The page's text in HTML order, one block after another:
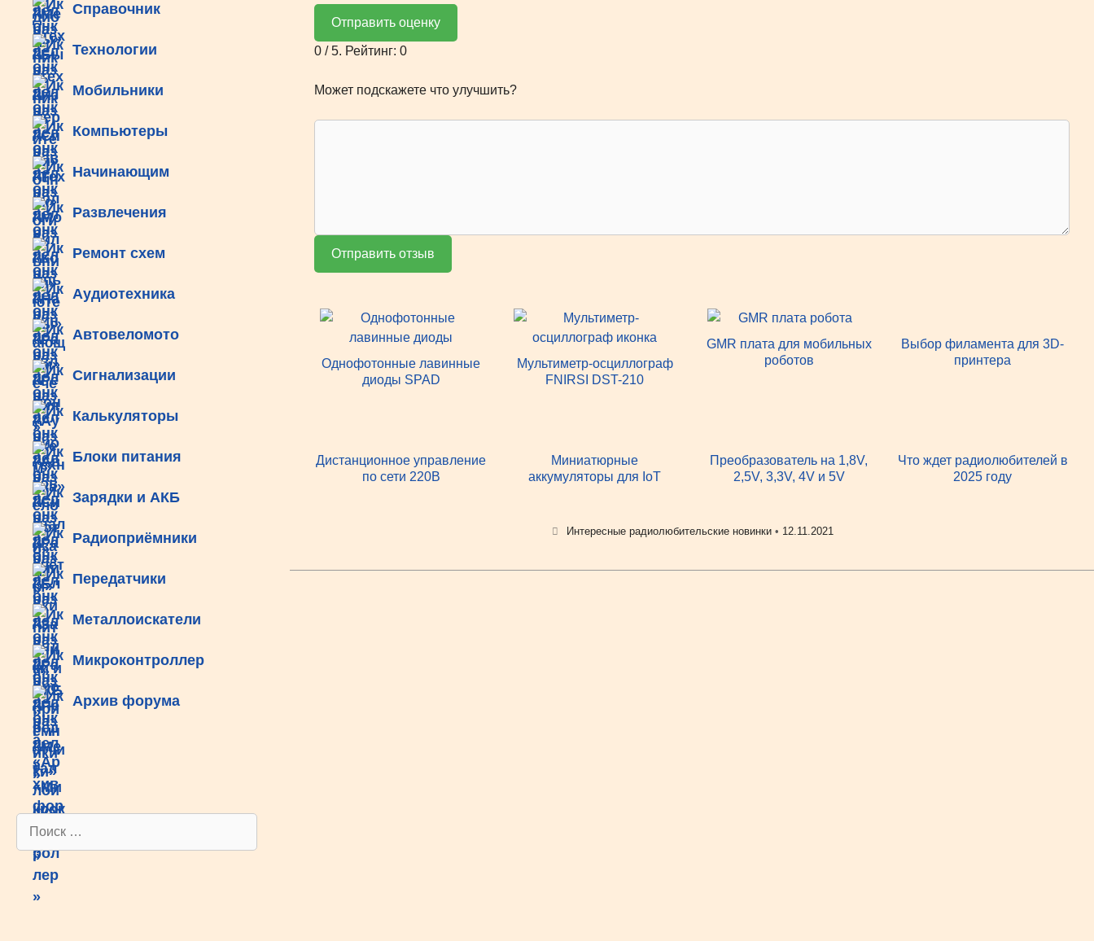
Отправить оценку
0 / 5. Рейтинг: 0
Может подскажете что улучшить?
Отправить отзыв
Однофотонные лавинные
диоды SPAD
Мультиметр-осциллограф
FNIRSI DST-210
GMR плата для мобильных
роботов
Выбор филамента для 3D-
принтера
Дистанционное управление
по сети 220В
Миниатюрные
аккумуляторы для IoT
Преобразователь на 1,8V,
2,5V, 3,3V, 4V и 5V
Что ждет радиолюбителей в
2025 году
Рубрики
Интересные радиолюбительские новинки • 12.11.2021
Справочник
Технологии
Мобильники
Компьютеры
Начинающим
Развлечения
Ремонт схем
Аудиотехника
Автовеломото
Сигнализации
Калькуляторы
Блоки питания
Зарядки и АКБ
Радиоприёмники
Передатчики
Металлоискатели
Микроконтроллер
Архив форума
Поиск: